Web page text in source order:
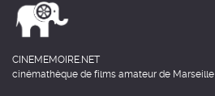
CINEMEMOIRE.NET
cinémathèque de films amateur de Marseille